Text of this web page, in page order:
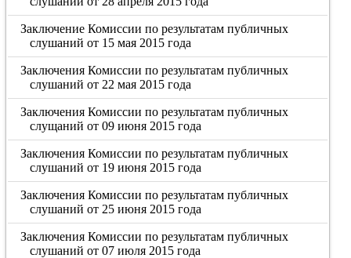
Заключение Комиссии по результатам публичных
слушаний от 15 мая 2015 года
Заключения Комиссии по результатам публичных
слушаний от 22 мая 2015 года
Заключения Комиссии по результатам публичных
слущаний от 09 июня 2015 года
Заключения Комиссии по результатам публичных
слушаний от 19 июня 2015 года
Заключения Комиссии по результатам публичных
слушаний от 25 июня 2015 года
Заключения Комиссии по результатам публичных
слушаний от 07 июля 2015 года